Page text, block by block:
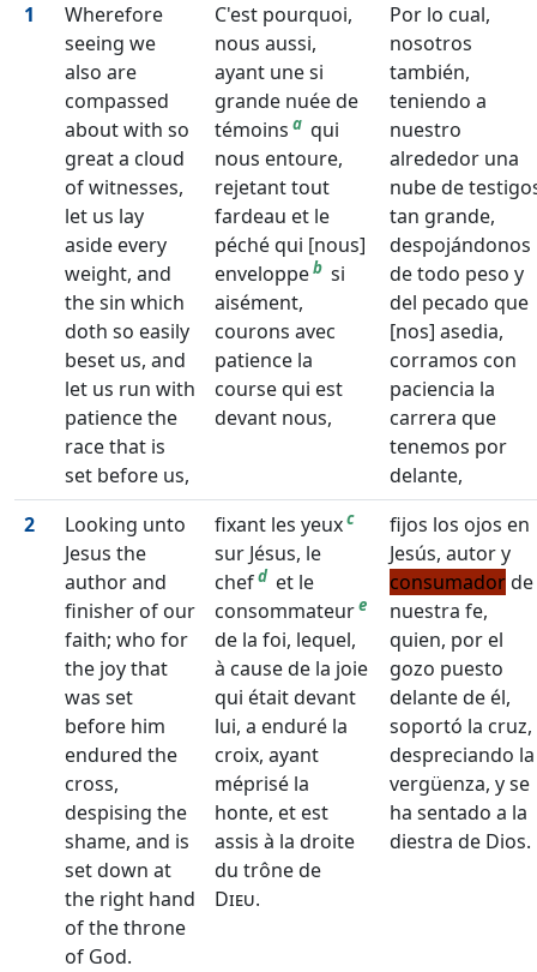
1
Wherefore
seeing we
also are
compassed
about with so
great a cloud
of witnesses,
let us lay
aside every
weight, and
the sin which
doth so easily
beset us, and
let us run with
patience the
race that is
set before us,
C'est pourquoi,
nous aussi,
ayant une si
grande nuée de
témoins a qui
nous entoure,
rejetant tout
fardeau et le
péché qui [nous]
enveloppeb si
aisément,
courons avec
patience la
course qui est
devant nous,
Por lo cual,
nosotros
también,
teniendo a
nuestro
alrededor una
nube de
tan grande,
despojándonos
de todo peso y
del pecado que
[nos] asedia,
corramos con
paciencia la
carrera que
tenemos por
delante,
2
Looking unto
Jesus the
author and
finisher of our
faith; who for
the joy that
was set
before him
endured the
cross,
despising the
shame, and is
set down at
the right hand
of the throne
of God.
fixant les yeuxc
sur Jésus, le
chefd et le
consommateure
de la foi, lequel,
à cause de la joie
qui était devant
lui, a enduré la
croix, ayant
méprisé la
honte, et est
assis à la droite
du trône de
Dieu.
fijos los ojos en
Jesús, autor y
consumadorde
nuestra fe,
quien, por el
gozo puesto
delante de él,
soportó la cruz,
despreciando la
vergüenza, y se
ha sentado a la
diestra de Dios.